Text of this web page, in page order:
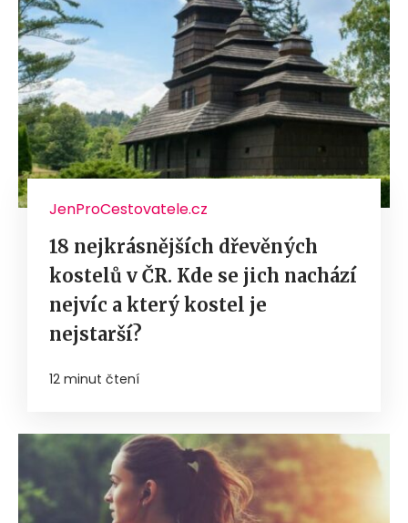
JenProCestovatele.cz
18 nejkrásnějších dřevěných
kostelů v ČR. Kde se jich nachází
nejvíc a který kostel je
nejstarší?
12 minut čtení